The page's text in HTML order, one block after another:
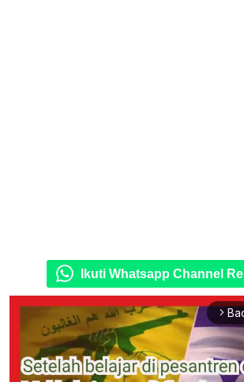
Ikuti Whatsapp Channel
arrow_forward_ios